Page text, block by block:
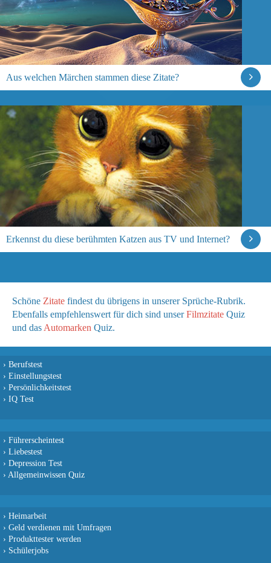
Aus welchen Märchen stammen diese Zitate?
Erkennst du diese berühmten Katzen aus TV und Internet?
Schöne Zitate findest du übrigens in unserer Sprüche-Rubrik.
Ebenfalls empfehlenswert für dich sind unserFilmzitate Quiz
und das Automarken Quiz.
› Berufstest
› Einstellungstest
› Persönlichkeitstest
› IQ Test
› Führerscheintest
› Liebestest
› Depression Test
› Allgemeinwissen Quiz
› Heimarbeit
› Geld verdienen mit Umfragen
› Produkttester werden
› Schülerjobs